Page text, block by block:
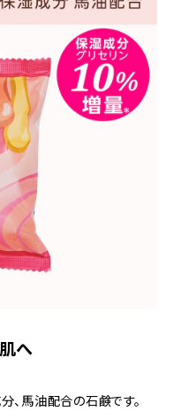
へ
、馬油配合の石鹸です。